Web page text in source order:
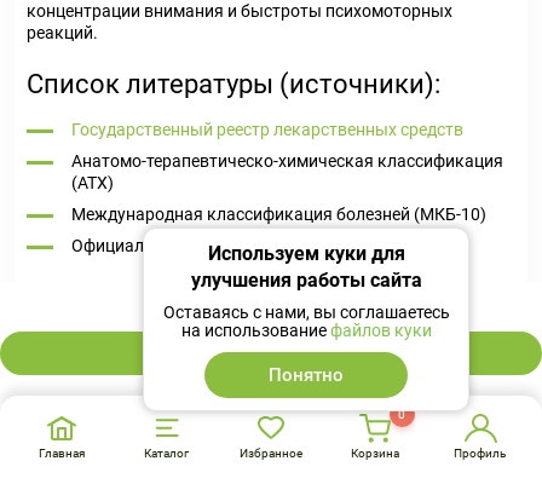
405 ₽
В корзину
концентрации внимания и быстроты психомоторных
реакций.
Список литературы (источники):
Государственный реестр лекарственных средств
Анатомо-терапевтическо-химическая классификация
(ATX)
Международная классификация болезней (МКБ-10)
Официальная инструкция от производителя
Главная Каталог Избранное Корзина
0
Профиль
Используем куки для
улучшения работы сайта
Оставаясь с нами, вы соглашаетесь
на использованиефайлов куки
Понятно